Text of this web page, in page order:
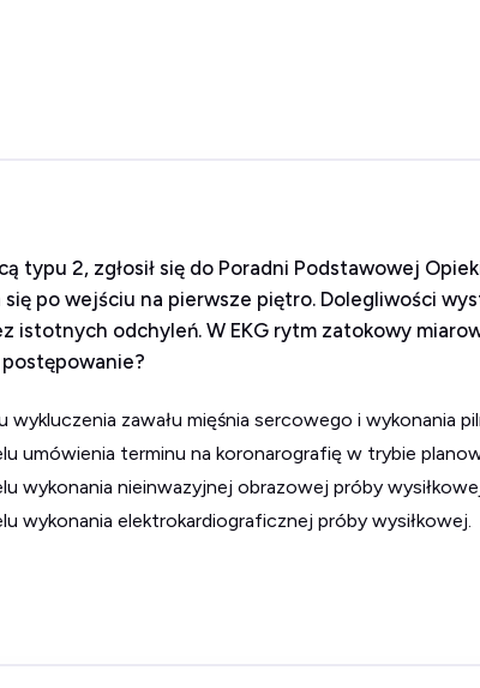
2, zgłosił się do Poradni Podstawowej
po wejściu na pierwsze piętro. Dolegliwości
istotnych odchyleń. W EKG rytm zatokowy
postępowanie?
wykluczenia zawału mięśnia sercowego i wykonania
umówienia terminu na koronarografię w trybie
wykonania nieinwazyjnej obrazowej próby
wykonania elektrokardiograficznej próby wysiłkowej.